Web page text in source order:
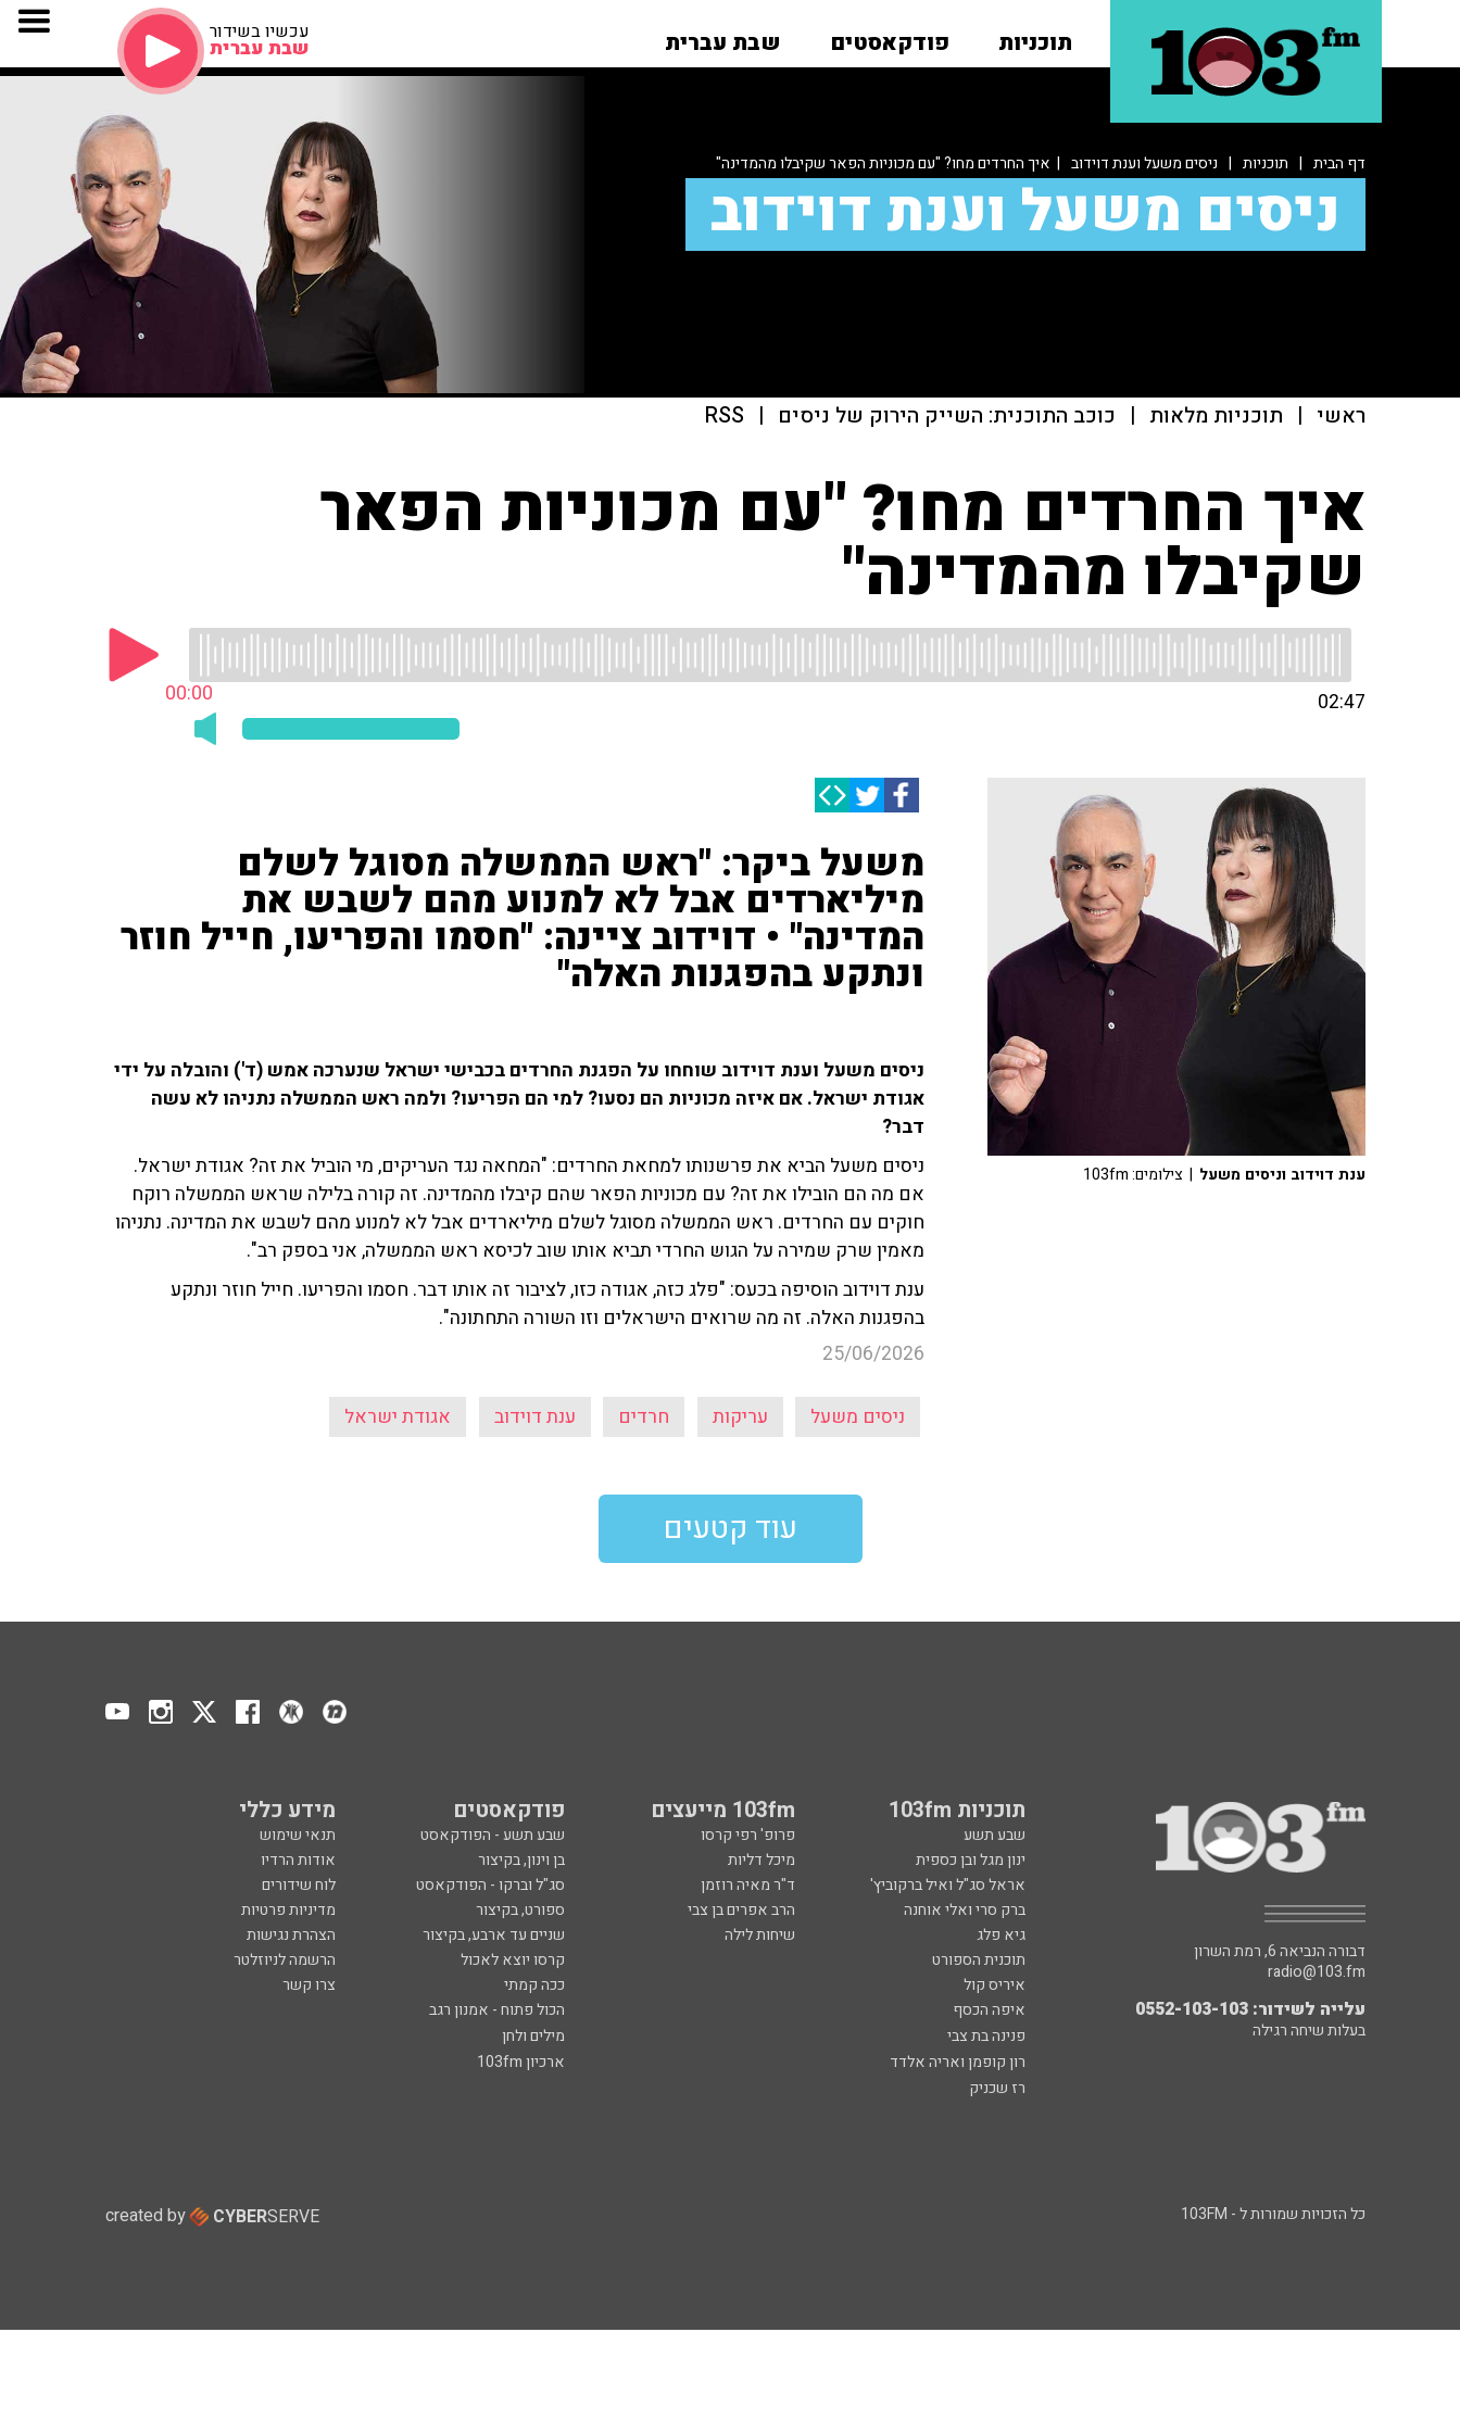
תוכניות פודקאסטים שבת עברית עכשיו בשידור
שבת עברית
דף הבית | תוכניות | ניסים משעל וענת דוידוב | איך החרדים מחו? "עם מכוניות הפאר שקיבלו מהמדינה"
ניסים משעל וענת דוידוב
ראשי | תוכניות מלאות | כוכב התוכנית: השייק הירוק של ניסים |
RSS
איך החרדים מחו? "עם מכוניות הפאר
שקיבלו מהמדינה"
00:00 02:47
משעל ביקר: "ראש הממשלה מסוגל לשלם
מיליארדים אבל לא למנוע מהם לשבש את
המדינה" • דוידוב ציינה: "חסמו והפריעו, חייל חוזר
ונתקע בהפגנות האלה"
ניסים משעל וענת דוידוב שוחחו על הפגנת החרדים בכבישי ישראל שנערכה אמש (ד') והובלה על ידי
אגודת ישראל. אם איזה מכוניות הם נסעו? למי הם הפריעו? ולמה ראש הממשלה נתניהו לא עשה
דבר?
ניסים משעל הביא את פרשנותו למחאת החרדים: "המחאה נגד העריקים, מי הוביל את זה? אגודת ישראל.
אם מה הם הובילו את זה? עם מכוניות הפאר שהם קיבלו מהמדינה. זה קורה בלילה שראש הממשלה רוקח
חוקים עם החרדים. ראש הממשלה מסוגל לשלם מיליארדים אבל לא למנוע מהם לשבש את המדינה. נתניהו
מאמין שרק שמירה על הגוש החרדי תביא אותו שוב לכיסא ראש הממשלה, אני בספק רב".
ענת דוידוב הוסיפה בכעס: "פלג כזה, אגודה כזו, לציבור זה אותו דבר. חסמו והפריעו. חייל חוזר ונתקע
בהפגנות האלה. זה מה שרואים הישראלים וזו השורה התחתונה".
25/06/2026
ניסים משעל עריקות חרדים ענת דוידוב אגודת ישראל
ענת דוידוב וניסים משעל | צילומים: 103fm
עוד קטעים
תוכניות 103fm 103fm מייעצים פודקאסטים מידע כללי
שבע תשע פרופ' רפי קרסו שבע תשע - הפודקאסט
תנאי שימוש
ינון מגל ובן כספית
מיכל דליות בן וינון, בקיצור
אודות הרדיו
אראל סג"ל ואיל ברקוביץ'
ד"ר מאיה רוזמן סג"ל וברקו - הפודקאסט
לוח שידורים
ברק סרי ואלי אוחנה
הרב אפרים בן צבי ספורט, בקיצור
מדיניות פרטיות
גיא פלג
שיחות לילה שניים עד ארבע, בקיצור
הצהרת נגישות
תוכנית הספורט
קרסו יוצא לאכול
הרשמה לניוזלטר
איריס קול
ככה קמתי
צרו קשר
איפה הכסף
הכול פתוח - אמנון רגב
פנינה בת צבי
מילים ולחן
רון קופמן ואריה אלדד
ארכיון 103fm
רז שכניק
דבורה הנביאה 6, רמת השרון
radio@103.fm
עלייה לשידור: 0552-103-103
בעלות שיחה רגילה
כל הזכויות שמורות ל - 103FM created by CYBERSERVE